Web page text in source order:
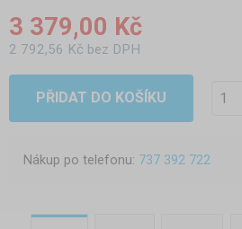
3 379,00 Kč
2 792,56 Kč bez DPH
PŘIDAT DO KOŠÍKU
Nákup po telefonu: 737 392 722